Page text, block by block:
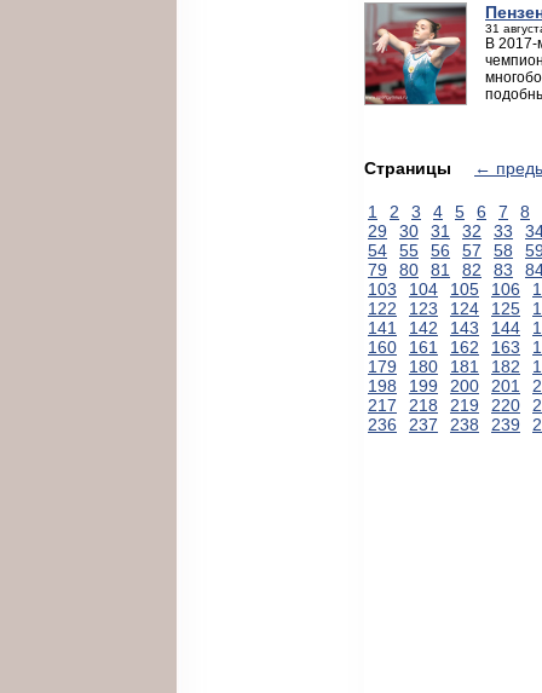
31
В 2017-
Страницы ←
1 2 3 4 5 6 7
8
29
30 31 32 33
54
55 56 57 58
79
80 81 82 83
103
104 105 106
122
123 124 125
141
142 143 144
160
161 162 163
179
180 181 182
198
199 200 201
217
218 219 220
236
237 238 239